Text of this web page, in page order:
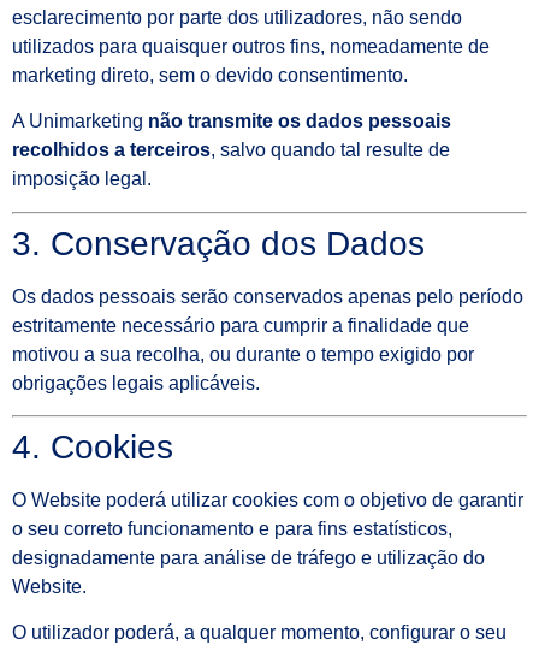
esclarecimento por parte dos utilizadores, não sendo
utilizados para quaisquer outros fins, nomeadamente de
marketing direto, sem o devido consentimento.
A Unimarketing não transmite os dados pessoais
recolhidos a terceiros, salvo quando tal resulte de
imposição legal.
3. Conservação dos Dados
Os dados pessoais serão conservados apenas pelo período
estritamente necessário para cumprir a finalidade que
motivou a sua recolha, ou durante o tempo exigido por
obrigações legais aplicáveis.
4. Cookies
O Website poderá utilizar cookies com o objetivo de garantir
o seu correto funcionamento e para fins estatísticos,
designadamente para análise de tráfego e utilização do
Website.
O utilizador poderá, a qualquer momento, configurar o seu